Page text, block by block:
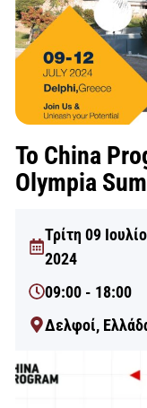
Το China
Olympia
Τρίτη 09
2024
09:00 - 18:00
Δελφοί,